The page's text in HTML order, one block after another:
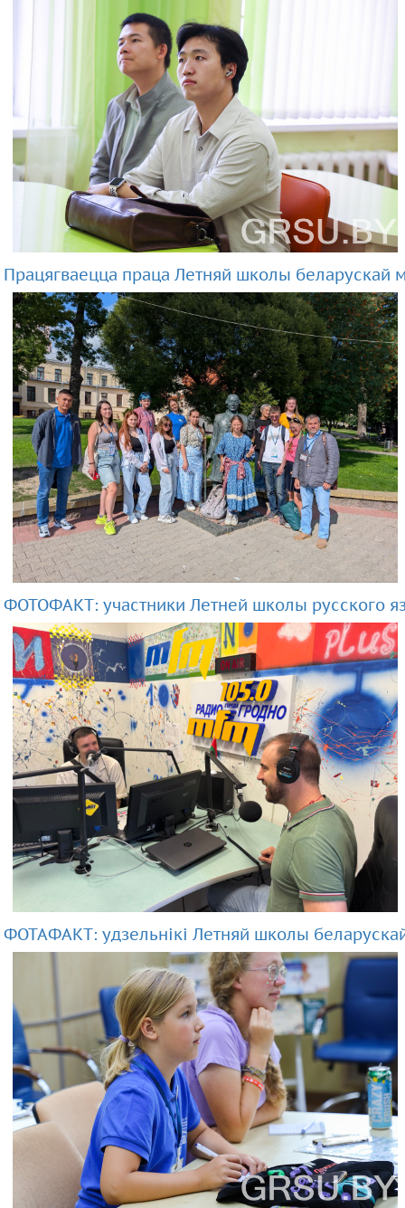
Працягваецца праца Летняй школы
ФОТОФАКТ: участники Летней школы русского
ФОТАФАКТ: удзельнікі Летняй школы